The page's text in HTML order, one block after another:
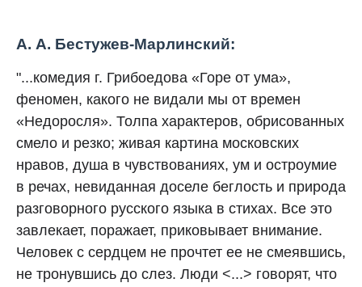
А. А. Бестужев-Марлинский:
"...комедия г. Грибоедова «Горе от ума»,
феномен, какого не видали мы от времен
«Недоросля». Толпа характеров, обрисованных
смело и резко; живая картина московских
нравов, душа в чувствованиях, ум и остроумие
в речах, невиданная доселе беглость и природа
разговорного русского языка в стихах. Все это
завлекает, поражает, приковывает внимание.
Человек с сердцем не прочтет ее не смеявшись,
не тронувшись до слез. Люди <...> говорят, что